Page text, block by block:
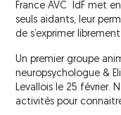
La reprise du
l’insertion
La reprise de
La reprise
France AVC IdF met
seuls aidants, leur
de s’exprimer
Un premier groupe
neuropsychologue &
Levallois le 25 février.
activités pour